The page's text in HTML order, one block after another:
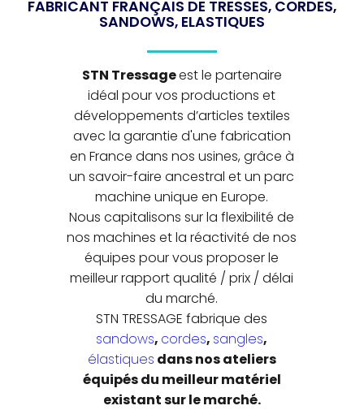
FABRICANT FRANÇAIS DE TRESSES, CORDES,
SANDOWS, ELASTIQUES
STN Tressageest le partenaire
idéal pour vos productions et
développements d’articles textiles
avec la garantie d'une fabrication
en France dans nos usines, grâce à
un savoir-faire ancestral et un parc
machine unique en Europe.
Nous capitalisons sur la flexibilité de
nos machines et la réactivité de nos
équipes pour vous proposer le
meilleur rapport qualité / prix / délai
du marché.
STN TRESSAGE fabrique des
sandows, cordes, sangles,
élastiques dans nos ateliers
équipés du meilleur matériel
existant sur le marché.